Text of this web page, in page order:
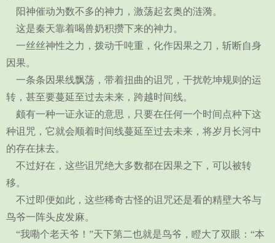
阳神催动为数不多的神力，激荡起玄奥的涟漪。
这是秦天靠着喝兽奶积攒下来的神力。
一丝丝神性之力，拨动千吨重，化作因果之刀，斩断自身
因果。
一条条因果线飘荡，带着扭曲的诅咒，干扰乾坤规则的运
转，甚至要蔓延至过去未来，跨越时间线。
颇有一种一证永证的意思，只要在任何一个时间点种下这
种诅咒，它就会顺着时间线蔓延至过去未来，将岁月长河中
的存在抹去。
不过好在，这些诅咒绝大多数都在因果之下，可以被转
移。
不过即便如此，这些稀奇古怪的诅咒还是看的精壁大爷与
鸟爷一阵头皮发麻。
“我嘞个老天爷！”天下第二也就是鸟爷，瞪大了双眼：“本